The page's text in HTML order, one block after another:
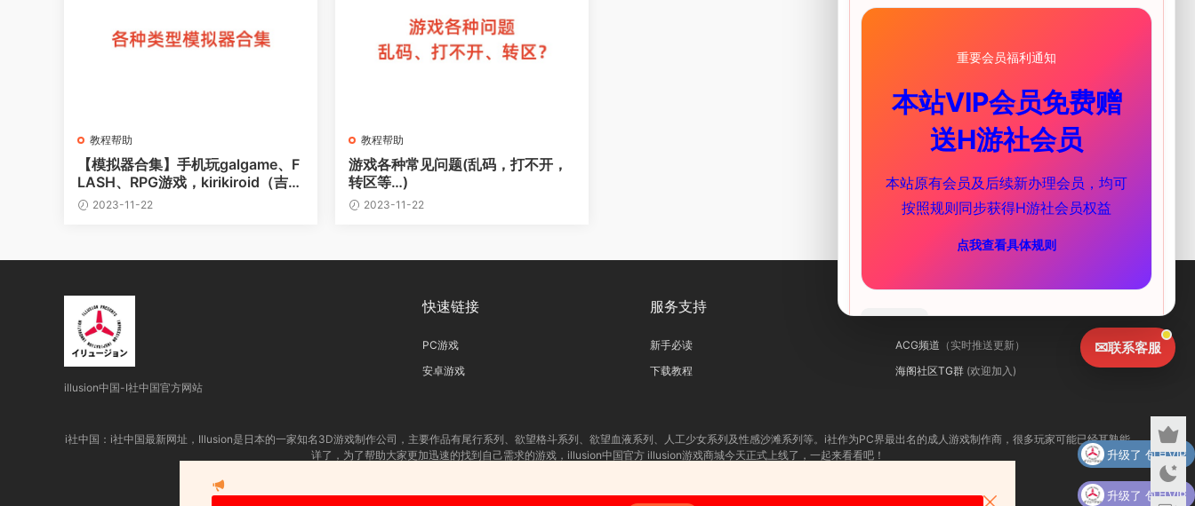
教程帮助
【模拟器合集】手机玩galgame、F
LASH、RPG游戏，kirikiroid（吉里
吉里）2、ONS、neko rpg模拟器
2023-11-22
教程帮助
游戏各种常见问题(乱码，打不开，
转区等…)
2023-11-22
illusion中国-I社中国官方网站
快速链接
PC游戏
安卓游戏
服务支持
新手必读
下载教程
ACG频道 （实时推送更新）
海阁社区TG群(欢迎加入)
i社中国： i社中国最新网址， Illusion是日本的一家知名3D游戏制作公司，主要作品有尾行系列、欲望格斗系列、欲望血液系列、人工少女系列及性感沙滩系列等。i社作为PC界最出名的成人游戏制作商，很多玩家可能已经耳熟能
详了，为了帮助大家更加迅速的找到自己需求的游戏，illusion中国官方 illusion游戏商城今天正式上线了，一起来看看吧！
Copyright 2024 ishecn.org illusion-中国 All Rights Reserved
✉联系客服
重要会员福利通知
本站VIP会员免费赠
送H游社会员
本站原有会员及后续新办理会员，均可
按照规则同步获得H游社会员权益
点我查看具体规则
升级了 包月VIP
升级了 包月VIP